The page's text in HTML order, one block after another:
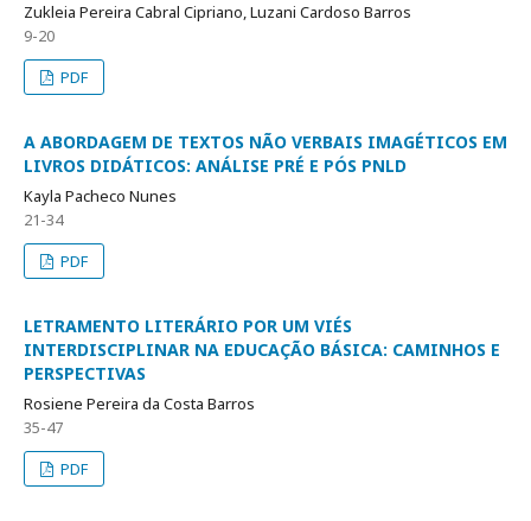
Zukleia Pereira Cabral Cipriano, Luzani Cardoso Barros
9-20
PDF
A ABORDAGEM DE TEXTOS NÃO VERBAIS IMAGÉTICOS EM
LIVROS DIDÁTICOS: ANÁLISE PRÉ E PÓS PNLD
Kayla Pacheco Nunes
21-34
PDF
LETRAMENTO LITERÁRIO POR UM VIÉS
INTERDISCIPLINAR NA EDUCAÇÃO BÁSICA: CAMINHOS E
PERSPECTIVAS
Rosiene Pereira da Costa Barros
35-47
PDF